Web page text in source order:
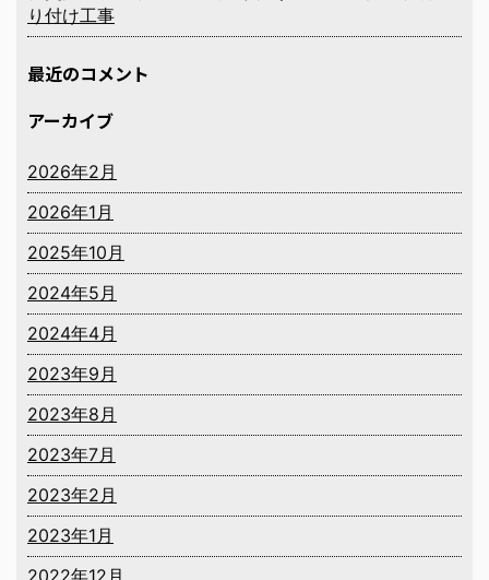
り付け工事
最近のコメント
アーカイブ
2026年2月
2026年1月
2025年10月
2024年5月
2024年4月
2023年9月
2023年8月
2023年7月
2023年2月
2023年1月
2022年12月